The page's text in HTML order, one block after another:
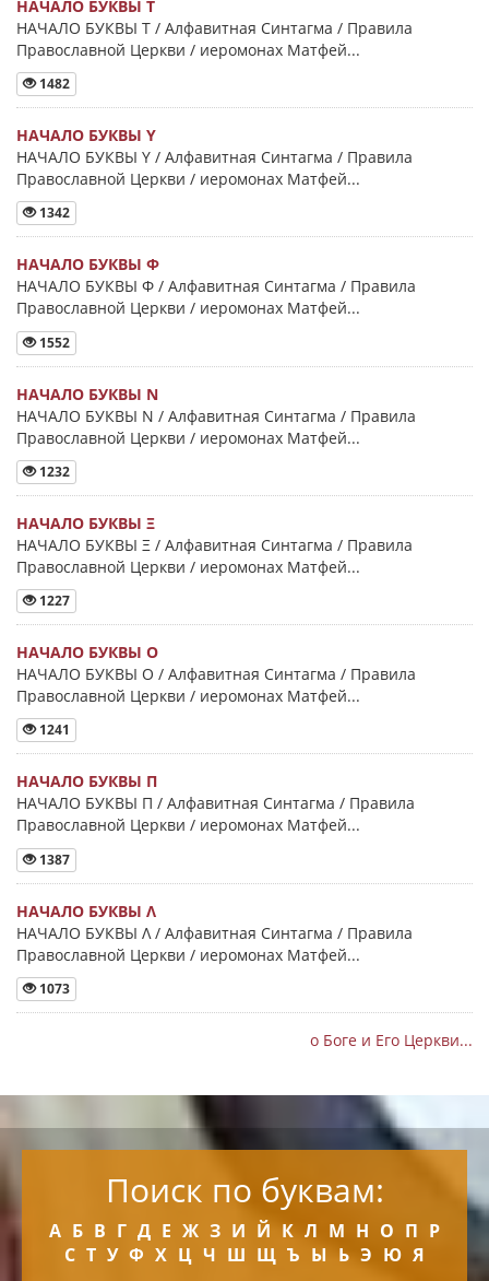
НАЧАЛО БУКВЫ Τ
НАЧАЛО БУКВЫ Τ / Алфавитная Синтагма / Правила
Православной Церкви / иеромонах Матфей...
1482
НАЧАЛО БУКВЫ Y
НАЧАЛО БУКВЫ Y / Алфавитная Синтагма / Правила
Православной Церкви / иеромонах Матфей...
1342
НАЧАЛО БУКВЫ Φ
НАЧАЛО БУКВЫ Φ / Алфавитная Синтагма / Правила
Православной Церкви / иеромонах Матфей...
1552
НАЧАЛО БУКВЫ Ν
НАЧАЛО БУКВЫ Ν / Алфавитная Синтагма / Правила
Православной Церкви / иеромонах Матфей...
1232
НАЧАЛО БУКВЫ Ξ
НАЧАЛО БУКВЫ Ξ / Алфавитная Синтагма / Правила
Православной Церкви / иеромонах Матфей...
1227
НАЧАЛО БУКВЫ Ο
НАЧАЛО БУКВЫ Ο / Алфавитная Синтагма / Правила
Православной Церкви / иеромонах Матфей...
1241
НАЧАЛО БУКВЫ Π
НАЧАЛО БУКВЫ Π / Алфавитная Синтагма / Правила
Православной Церкви / иеромонах Матфей...
1387
НАЧАЛО БУКВЫ Λ
НАЧАЛО БУКВЫ Λ / Алфавитная Синтагма / Правила
Православной Церкви / иеромонах Матфей...
1073
о Боге и Его Церкви...
Поиск по буквам:
А Б В Г Д Е Ж З И Й К Л М Н О П Р
С Т У Ф Х Ц Ч Ш Щ Ъ Ы Ь Э Ю Я